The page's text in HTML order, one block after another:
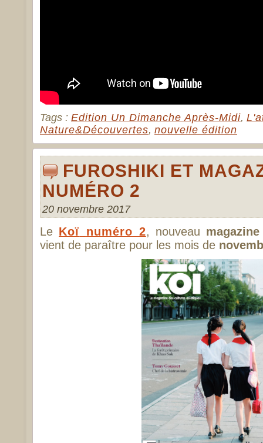
Tags : Edition Un Dimanche Après-Midi,
Nature&Découvertes, nouvelle édition
FUROSHIKI ET
NUMÉRO 2
20 novembre 2017
Le Koï numéro 2, nouveau
vient de paraître pour les mois de